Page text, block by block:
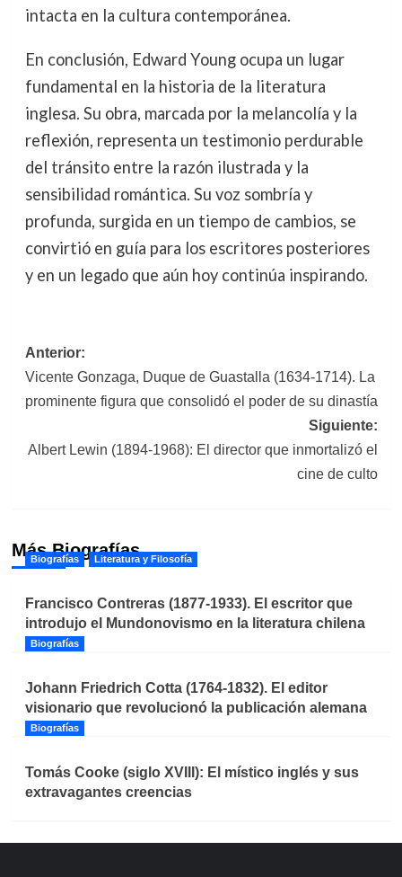
intacta en la cultura contemporánea.
En conclusión, Edward Young ocupa un lugar
fundamental en la historia de la literatura
inglesa. Su obra, marcada por la melancolía y la
reflexión, representa un testimonio perdurable
del tránsito entre la razón ilustrada y la
sensibilidad romántica. Su voz sombría y
profunda, surgida en un tiempo de cambios, se
convirtió en guía para los escritores posteriores
y en un legado que aún hoy continúa inspirando.
Navegación
de
entradas
Anterior:
Vicente Gonzaga, Duque de Guastalla (1634-1714). La
prominente figura que consolidó el poder de su dinastía
Siguiente:
Albert Lewin (1894-1968): El director que inmortalizó el
cine de culto
Más Biografías
Biografías Literatura y Filosofía
Francisco Contreras (1877-1933). El escritor que
introdujo el Mundonovismo en la literatura chilena
Biografías
Johann Friedrich Cotta (1764-1832). El editor
visionario que revolucionó la publicación alemana
Biografías
Tomás Cooke (siglo XVIII): El místico inglés y sus
extravagantes creencias